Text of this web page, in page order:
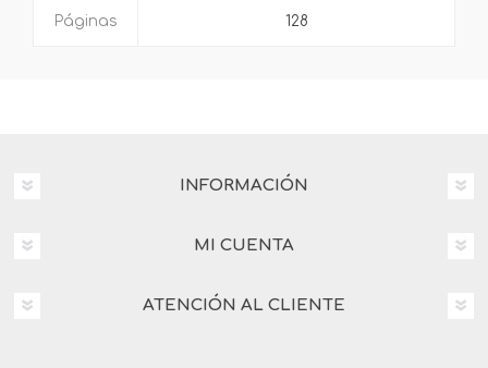
Páginas 128
INFORMACIÓN
MI CUENTA
ATENCIÓN AL CLIENTE